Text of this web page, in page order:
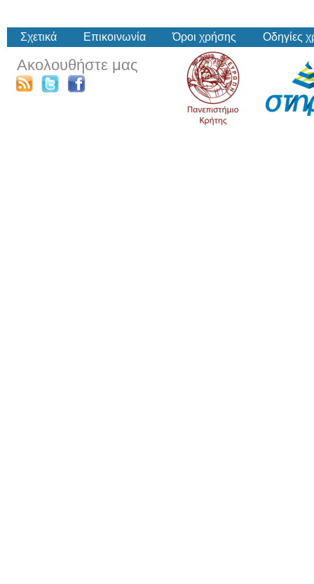
Σχετικά Επικοινωνία Όροι χρήσης Οδηγίες
Ακολουθήστε μας